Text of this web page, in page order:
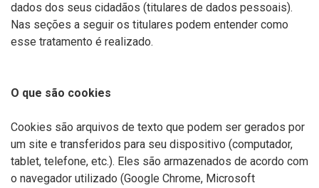
dados dos seus cidadãos (titulares de dados pessoais).
Nas seções a seguir os titulares podem entender como
esse tratamento é realizado.
O que são cookies
Cookies são arquivos de texto que podem ser gerados por
um site e transferidos para seu dispositivo (computador,
tablet, telefone, etc.). Eles são armazenados de acordo com
o navegador utilizado (Google Chrome, Microsoft